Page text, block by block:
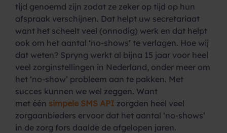
tijd genoemd zijn zodat ze zeker op tijd op hun
afspraak verschijnen. Dat helpt uw secretariaat
want het scheelt veel (onnodig) werk en dat helpt
ook om het aantal ‘no-shows’ te verlagen. Hoe wij
dat weten? Spryng werkt al bijna 15 jaar voor heel
veel zorginstellingen in Nederland, onder meer om
het ‘no-show’ probleem aan te pakken. Met
succes kunnen we wel zeggen. Want
met één simpele SMS API zorgden heel veel
zorgaanbieders ervoor dat het aantal ‘no-shows’
in de zorg fors daalde de afgelopen jaren.